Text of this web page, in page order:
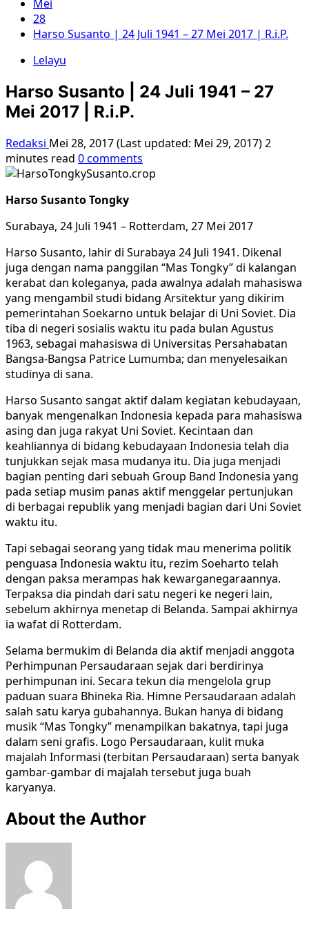
Mei
28
Harso Susanto | 24 Juli 1941 – 27 Mei 2017 | R.i.P.
Lelayu
Harso Susanto | 24 Juli 1941 – 27
Mei 2017 | R.i.P.
Redaksi Mei 28, 2017 (Last updated: Mei 29, 2017)2
minutes read 0 comments
Harso Susanto Tongky
Surabaya, 24 Juli 1941 – Rotterdam, 27 Mei 2017
Harso Susanto, lahir di Surabaya 24 Juli 1941. Dikenal
juga dengan nama panggilan “Mas Tongky” di kalangan
kerabat dan koleganya, pada awalnya adalah mahasiswa
yang mengambil studi bidang Arsitektur yang dikirim
pemerintahan Soekarno untuk belajar di Uni Soviet. Dia
tiba di negeri sosialis waktu itu pada bulan Agustus
1963, sebagai mahasiswa di Universitas Persahabatan
Bangsa-Bangsa Patrice Lumumba; dan menyelesaikan
studinya di sana.
Harso Susanto sangat aktif dalam kegiatan kebudayaan,
banyak mengenalkan Indonesia kepada para mahasiswa
asing dan juga rakyat Uni Soviet. Kecintaan dan
keahliannya di bidang kebudayaan Indonesia telah dia
tunjukkan sejak masa mudanya itu. Dia juga menjadi
bagian penting dari sebuah Group Band Indonesia yang
pada setiap musim panas aktif menggelar pertunjukan
di berbagai republik yang menjadi bagian dari Uni Soviet
waktu itu.
Tapi sebagai seorang yang tidak mau menerima politik
penguasa Indonesia waktu itu, rezim Soeharto telah
dengan paksa merampas hak kewarganegaraannya.
Terpaksa dia pindah dari satu negeri ke negeri lain,
sebelum akhirnya menetap di Belanda. Sampai akhirnya
ia wafat di Rotterdam.
Selama bermukim di Belanda dia aktif menjadi anggota
Perhimpunan Persaudaraan sejak dari berdirinya
perhimpunan ini. Secara tekun dia mengelola grup
paduan suara Bhineka Ria. Himne Persaudaraan adalah
salah satu karya gubahannya. Bukan hanya di bidang
musik “Mas Tongky” menampilkan bakatnya, tapi juga
dalam seni grafis. Logo Persaudaraan, kulit muka
majalah Informasi (terbitan Persaudaraan) serta banyak
gambar-gambar di majalah tersebut juga buah
karyanya.
About the Author